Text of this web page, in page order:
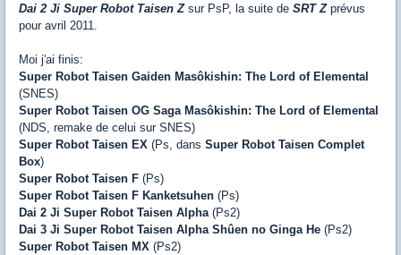
Dai 2 Ji Super Robot Taisen Zsur PsP, la suite de SRT Z prévus
pour avril 2011.
Moi j'ai finis:
Super Robot Taisen Gaiden Masôkishin: The Lord of Elemental
(SNES)
Super Robot Taisen OG Saga Masôkishin: The Lord of Elemental
(NDS, remake de celui sur SNES)
Super Robot Taisen EX (Ps, dans Super Robot Taisen Complet
Box)
Super Robot Taisen F (Ps)
Super Robot Taisen F Kanketsuhen (Ps)
Dai 2 Ji Super Robot Taisen Alpha (Ps2)
Dai 3 Ji Super Robot Taisen Alpha Shûen no Ginga He (Ps2)
Super Robot Taisen MX (Ps2)